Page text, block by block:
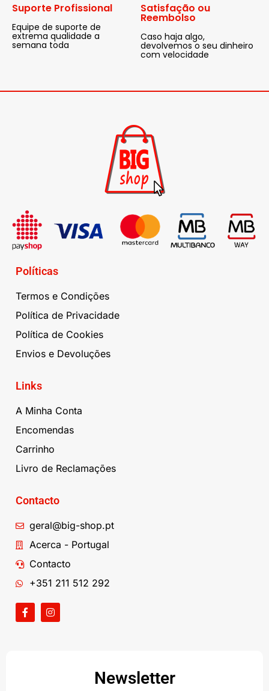
Suporte Profissional
Equipe de suporte de
extrema qualidade a
semana toda
Satisfação ou
Reembolso
Caso haja algo,
devolvemos o seu dinheiro
com velocidade
Políticas
Termos e Condições
Política de Privacidade
Política de Cookies
Envios e Devoluções
Links
A Minha Conta
Encomendas
Carrinho
Livro de Reclamações
Contacto
geral@big-shop.pt
Acerca - Portugal
Contacto
+351 211 512 292
Newsletter